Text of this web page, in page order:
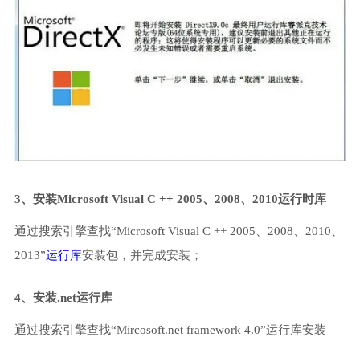
3、安装Microsoft Visual C ++ 2005、2008、2010运行时库
通过搜索引擎查找“Microsoft Visual C ++ 2005、2008、2010、
2013”运行库安装包，并完成安装；
4、安装.net运行库
通过搜索引擎查找“Mircosoft.net framework 4.0”运行库安装